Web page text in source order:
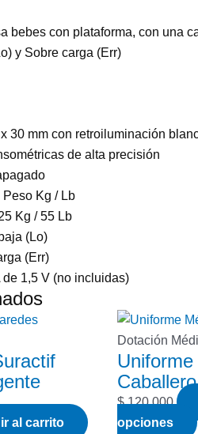
bebes con plataforma, con una
y Sobre carga (Err)
30 mm con retroiluminación
de alta precisión
Kg / Lb
Kg / 55 Lb
(Lo)
(Err)
1,5 V (no incluidas)
al carrito
Dotación
Caballero
$120.000
opciones